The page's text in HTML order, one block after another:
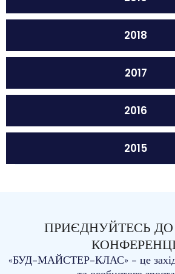
2018
2017
2016
2015
ПРИЄДНУЙТЕСЬ
«БУД-МАЙСТЕР-КЛАС» - це захід